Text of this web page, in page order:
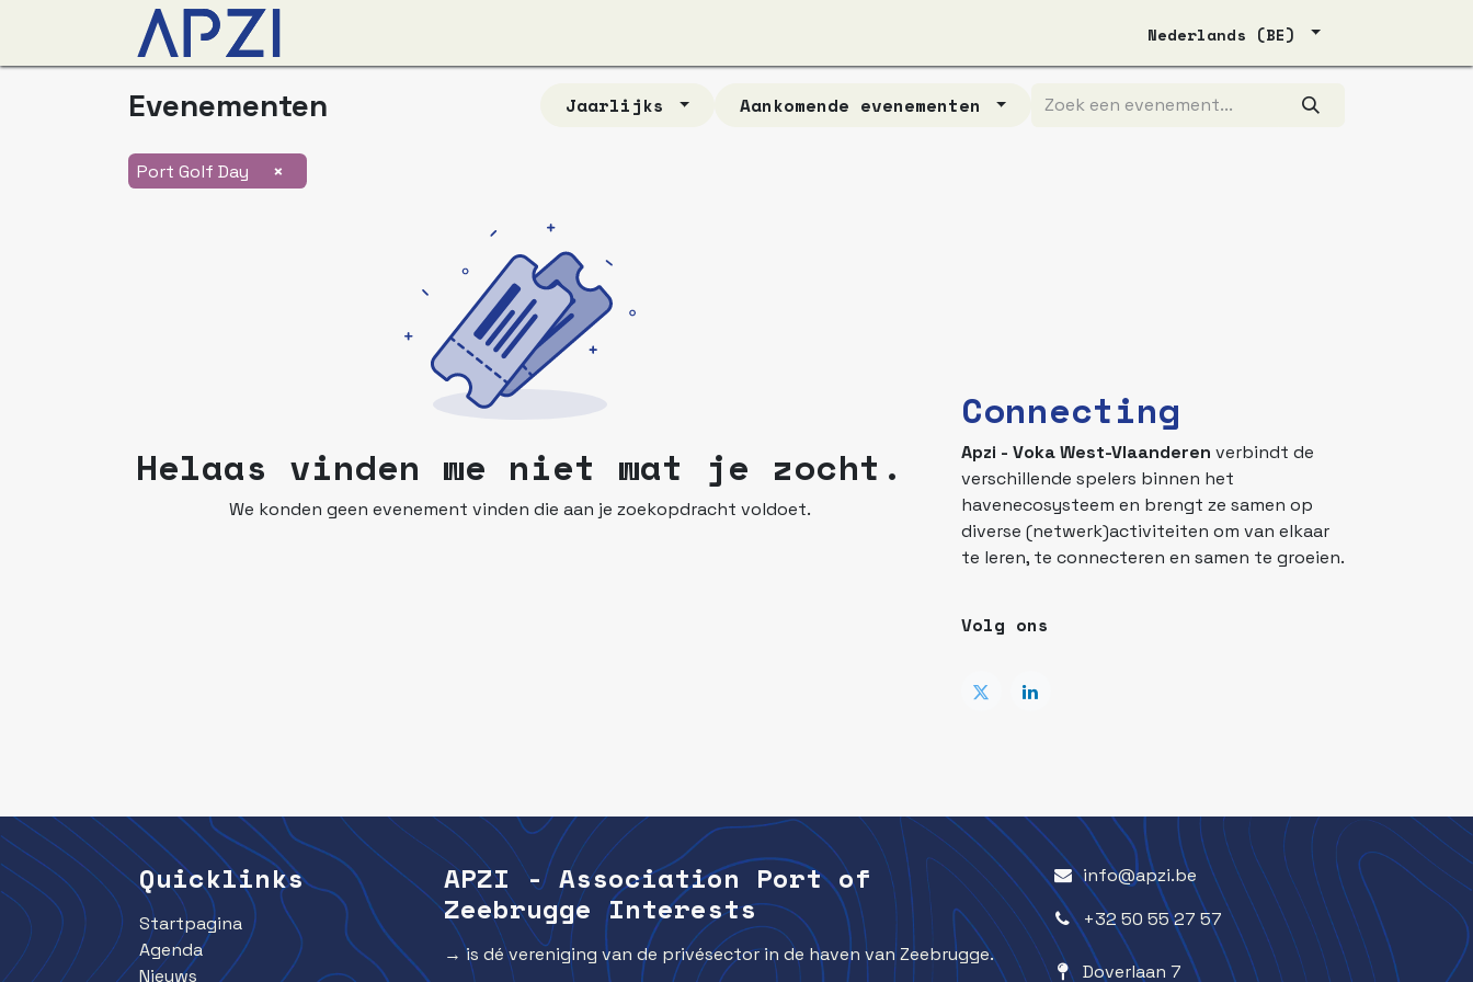
Nederlands (BE)
Evenementen Jaarlijks Aankomende evenementen
Port Golf Day ×
Helaas vinden we niet wat je zocht.
We konden geen evenement vinden die aan je zoekopdracht voldoet.
Connecting
Apzi - Voka West-Vlaanderen verbindt de
verschillende spelers binnen het
havenecosysteem en brengt ze samen op
diverse (netwerk)activiteiten om van elkaar
te leren, te connecteren en samen te groeien.
Volg ons
Quicklinks
Startpagina
Agenda
Nieuws
APZI - Association Port of
Zeebrugge Interests
→ is dé vereniging van de privésector in de haven van Zeebrugge.
info@apzi.be
+32 50 55 27 57
Doverlaan 7